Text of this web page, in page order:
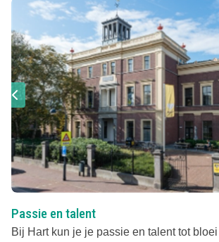
Passie en talent
Bij Hart kun je je passie en talent tot